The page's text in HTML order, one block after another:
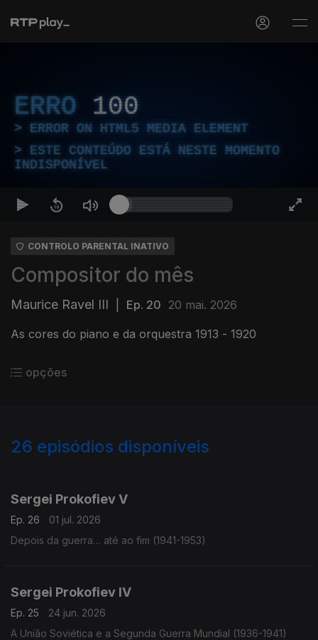
ERRO 100
ERROR ON HTML5 MEDIA ELEMENT
ESTE CONTEÚDO ESTÁ NESTE MOMENTO
INDISPONÍVEL
CONTROLO PARENTAL INATIVO
Compositor do mês
Maurice Ravel III Ep. 20 20 mai. 2026
As cores do piano e da orquestra 1913 - 1920
opções
26 episódios disponíveis
Sergei Prokofiev V
Ep. 26
01 jul. 2026
Depois da guerra… até ao fim (1941-1953)
Sergei Prokofiev IV
Ep. 25
24 jun. 2026
A União Soviética e a Segunda Guerra Mundial (1936-1941)